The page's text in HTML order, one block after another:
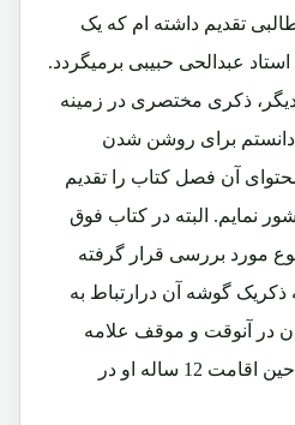
تقدیم داشته ام که یک
عبدالحی حبیبی برمیگردد.
ذکری مختصری در زمینه
برای روشن شدن
آن فصل کتاب را تقدیم
نمایم. البته در کتاب فوق
مورد بررسی قرار گرفته
ذکریک گوشه آن درارتباط به
در آنوقت و موقف علامه
حبیبی در زمینه، بخصوص حین اقامت 12 ساله او در